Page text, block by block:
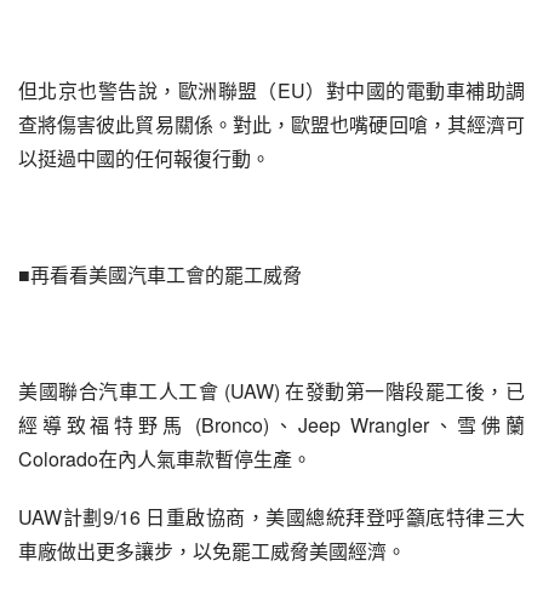
但北京也警告說，歐洲聯盟（EU）對中國的電動車補助調
查將傷害彼此貿易關係。對此，歐盟也嘴硬回嗆，其經濟可
以挺過中國的任何報復行動。
■再看看美國汽車工會的罷工威脅
美國聯合汽車工人工會 (UAW) 在發動第一階段罷工後，已
經導致福特野馬 (Bronco)、Jeep Wrangler、雪佛蘭
Colorado在內人氣車款暫停生產。
UAW計劃9/16 日重啟協商，美國總統拜登呼籲底特律三大
車廠做出更多讓步，以免罷工威脅美國經濟。